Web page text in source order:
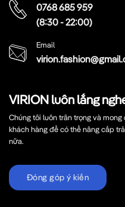
VIRION luôn lắng
Chúng tôi luôn trân trọng và
khách hàng để có thể nâng cấp
nữa.
Đóng góp ý kiến
0768 685 959
(8:30 - 22:00)
Email